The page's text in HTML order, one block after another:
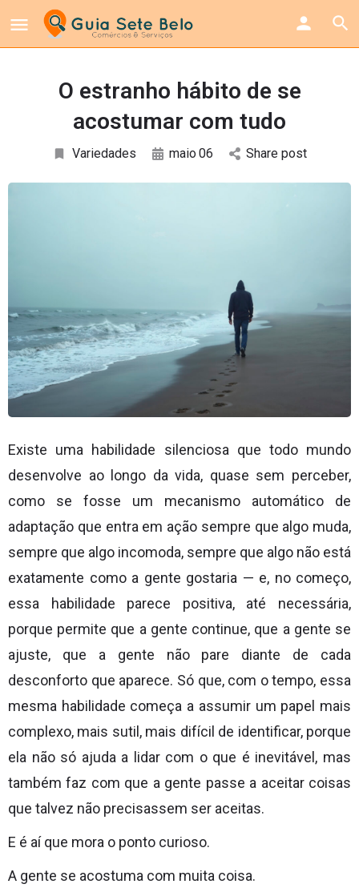
O estranho hábito de se
acostumar com tudo
Variedades maio06 Share post
Existe uma habilidade silenciosa que todo mundo
desenvolve ao longo da vida, quase sem perceber,
como se fosse um mecanismo automático de
adaptação que entra em ação sempre que algo muda,
sempre que algo incomoda, sempre que algo não está
exatamente como a gente gostaria — e, no começo,
essa habilidade parece positiva, até necessária,
porque permite que a gente continue, que a gente se
ajuste, que a gente não pare diante de cada
desconforto que aparece. Só que, com o tempo, essa
mesma habilidade começa a assumir um papel mais
complexo, mais sutil, mais difícil de identificar, porque
ela não só ajuda a lidar com o que é inevitável, mas
também faz com que a gente passe a aceitar coisas
que talvez não precisassem ser aceitas.
E é aí que mora o ponto curioso.
A gente se acostuma com muita coisa.